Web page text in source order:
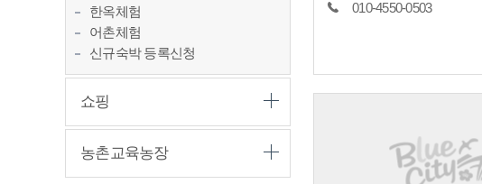
한옥체험
어촌체험
신규숙박 등록신청
쇼핑
농촌교육농장
010-4550-0503